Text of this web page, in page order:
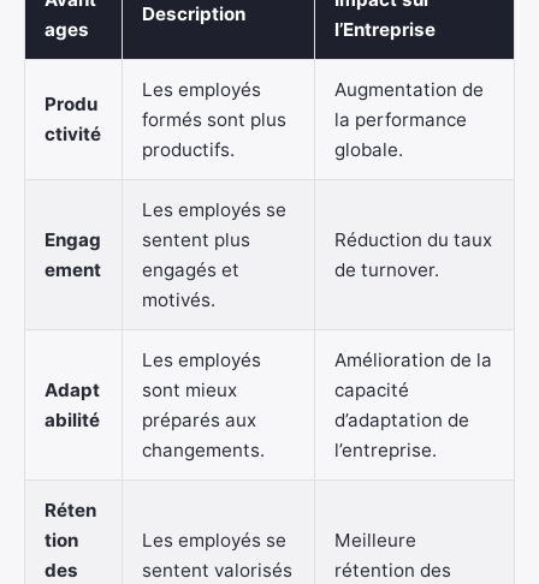
ages
Description
l’Entreprise
Produ
ctivité
Les employés
formés sont plus
productifs.
Augmentation de
la performance
globale.
Engag
ement
Les employés se
sentent plus
engagés et
motivés.
Réduction du taux
de turnover.
Adapt
abilité
Les employés
sont mieux
préparés aux
changements.
Amélioration de la
capacité
d’adaptation de
l’entreprise.
Réten
tion
des
Les employés se
sentent valorisés
Meilleure
rétention des